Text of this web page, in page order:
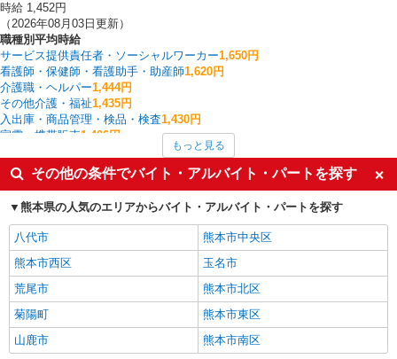
時給 1,452円
（2026年08月03日更新）
職種別平均時給
サービス提供責任者・ソーシャルワーカー1,650円
看護師・保健師・看護助手・助産師1,620円
介護職・ヘルパー1,444円
その他介護・福祉1,435円
入出庫・商品管理・検品・検査1,430円
家電・携帯販売1,406円
配送・配達ドライバー1,225円
保育士・保育補助1,200円
ファストフード・デリ 1,135円
人吉市の他の職種の平均時給を見る
もっと見る
その他の条件でバイト・アルバイト・パートを探す
熊本県の人気のエリアからバイト・アルバイト・パートを探す
八代市
熊本市中央区
熊本市西区
玉名市
荒尾市
熊本市北区
菊陽町
熊本市東区
山鹿市
熊本市南区